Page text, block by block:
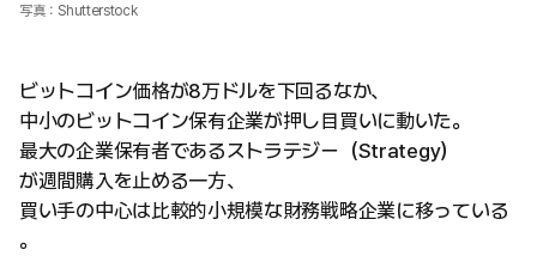
写真：Shutterstock
ビットコイン価格が8万ドルを下回るなか、
中小のビットコイン保有企業が押し目買いに動いた。
最大の企業保有者であるストラテジー（Strategy）
が週間購入を止める一方、
買い手の中心は比較的小規模な財務戦略企業に移っている
。